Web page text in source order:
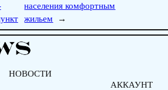
населения комфортным
жильем
→
НОВОСТИ
АККАУНТ